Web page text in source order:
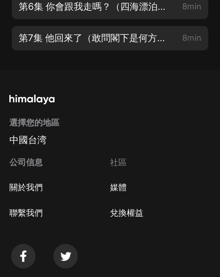
第6集 你會跟我走嗎？（四海漂泊罷了） 8min
第7集 他回來了（敢問閣下是何方家族的存在？） 8min
選擇您的地區
中國台湾
公司信息
關於我們
聯繫我們
社區
媒體
兌換權益